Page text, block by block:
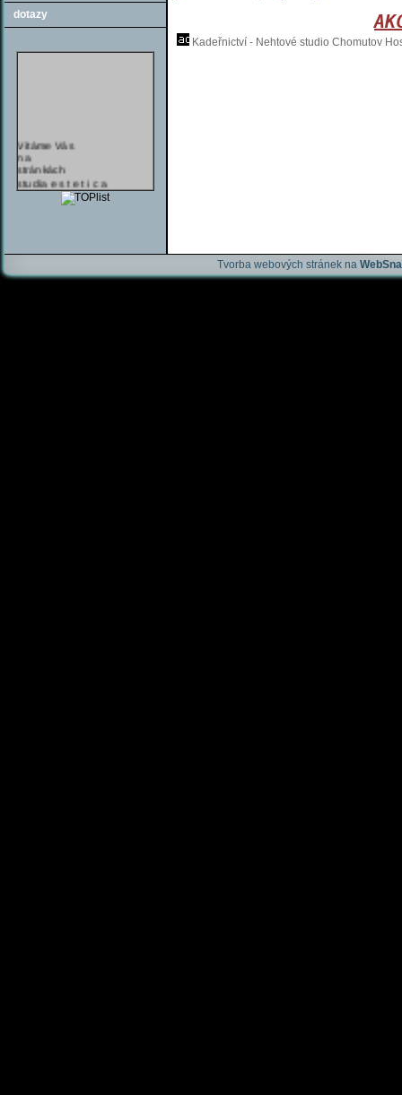
dotazy
Vítáme Vás
na
stránkách
studia e s t e t i c a
a věříme,
že zde najdete
NOKIA !!.
Kadeřnictví - Nehtové studio Chomutov
Tvorba webových stránek na